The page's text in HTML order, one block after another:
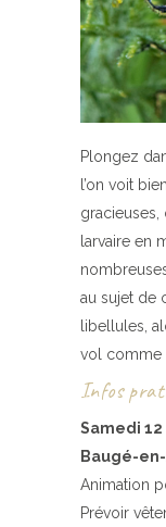
Plongez
l’on voit
larvaire en
au sujet de
libellules,
vol comme
Infos
Samedi 12
Baugé-
Animation
Prévoir